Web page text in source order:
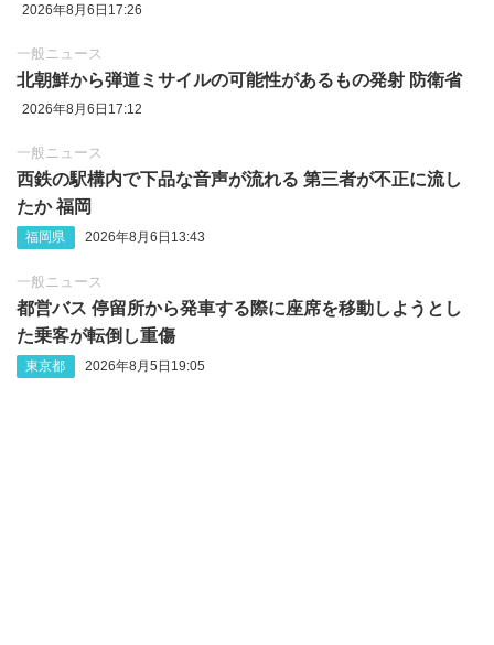
2026年8月6日17:26
一般ニュース
北朝鮮から弾道ミサイルの可能性があるもの発射 防衛省
2026年8月6日17:12
一般ニュース
西鉄の駅構内で下品な音声が流れる 第三者が不正に流し
たか 福岡
福岡県 2026年8月6日13:43
一般ニュース
都営バス 停留所から発車する際に座席を移動しようとし
た乗客が転倒し重傷
東京都 2026年8月5日19:05